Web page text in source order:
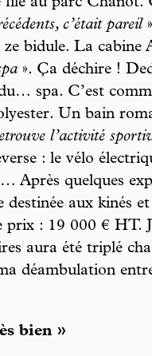
c’était pareil
bidule. La cabine
». Ça déchire !
spa. C’est
Un bain
l’activité
: le vélo
Après quelques
aux kinés
prix : 19 000 € HT.
aura été triplé
déambulation
bien »